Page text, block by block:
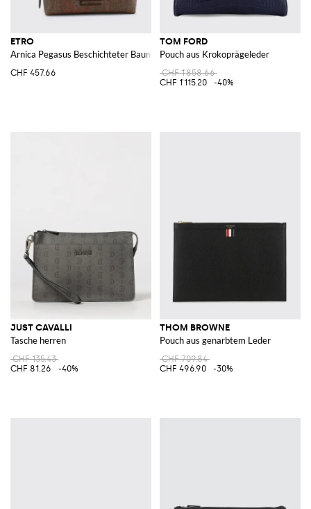
ETRO
Arnica Pegasus Beschichteter Baumwoll-Kulturbeutel mit Paisley-Print
CHF 457.66
TOM FORD
Pouch aus Krokoprägeleder
CHF 1'858.66
CHF 1'115.20
-40%
JUST CAVALLI
Tasche herren
CHF 135.43
CHF 81.26
-40%
THOM BROWNE
Pouch aus genarbtem Leder
CHF 709.84
CHF 496.90
-30%